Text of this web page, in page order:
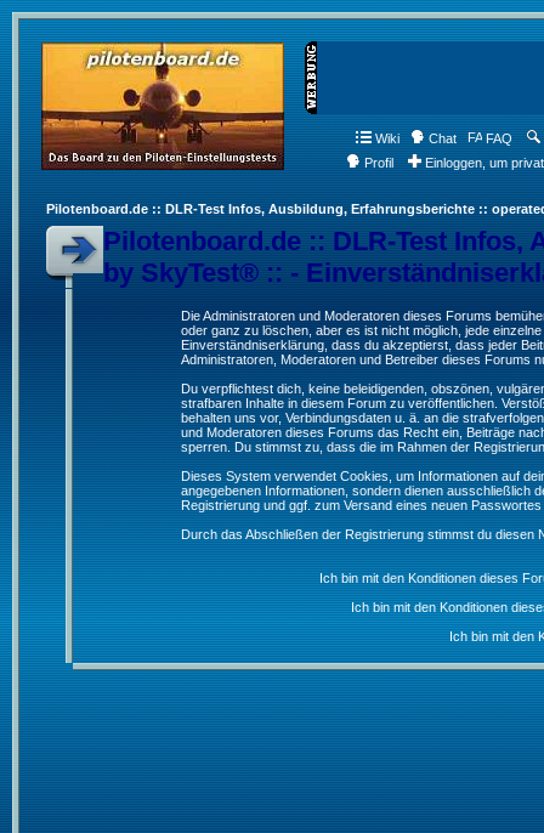
Wiki Chat FAQ
Profil
Einloggen, um
Pilotenboard.de :: DLR-Test Infos, Ausbildung, Erfahrungsberichte ::
Pilotenboard.de :: DLR-Test
by SkyTest® :: -
Die Administratoren und Moderatoren dieses Forums
oder ganz zu löschen, aber es ist nicht möglich, jede
Einverständniserklärung, dass du akzeptierst, dass jeder
Administratoren, Moderatoren und Betreiber dieses Forums
Du verpflichtest dich, keine beleidigenden, obszönen,
strafbaren Inhalte in diesem Forum zu veröffentlichen.
behalten uns vor, Verbindungsdaten u. ä. an die
und Moderatoren dieses Forums das Recht ein, Beiträge
sperren. Du stimmst zu, dass die im Rahmen der
Dieses System verwendet Cookies, um Informationen auf
angegebenen Informationen, sondern dienen ausschließlich
Registrierung und ggf. zum Versand eines neuen
Durch das Abschließen der Registrierung stimmst du diesen
Ich bin mit den Konditionen dieses
Ich bin mit den Konditionen
Ich bin mit den